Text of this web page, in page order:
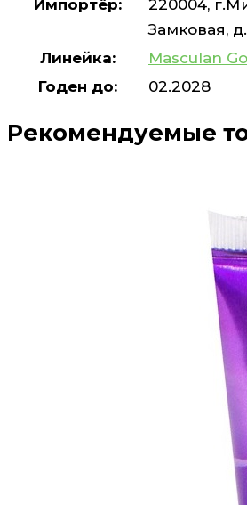
Импортёр:
220004,
Замковая,
Линейка:
Masculan
Годен до:
02.2028
Рекомендуемые